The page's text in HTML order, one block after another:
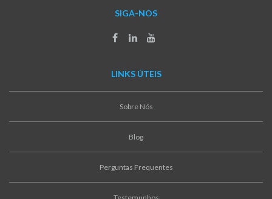
SIGA-NOS
LINKS ÚTEIS
Sobre Nós
Blog
Perguntas Frequentes